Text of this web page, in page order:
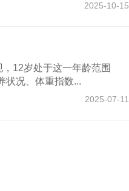
2025-10-15
12岁处于这一年龄范围
状况、体重指数...
2025-07-11